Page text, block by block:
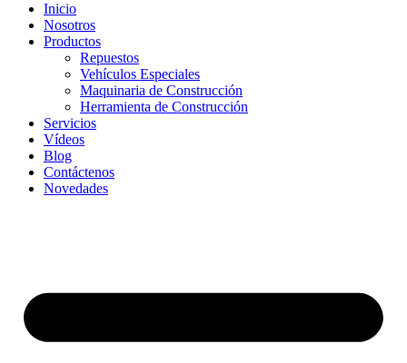
Inicio
Nosotros
Productos
Repuestos
Vehículos Especiales
Maquinaria de Construcción
Herramienta de Construcción
Servicios
Vídeos
Blog
Contáctenos
Novedades